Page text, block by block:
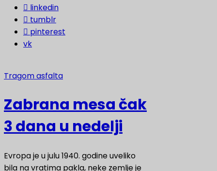
linkedin
tumblr
pinterest
vk
Tragom asfalta
Zabrana mesa čak
3 dana u nedelji
Evropa je u julu 1940. godine uveliko
bila na vratima pakla, neke zemlje je